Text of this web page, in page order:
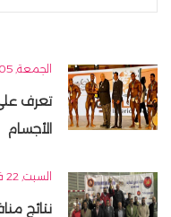
الجمعة, 05 أبريل 2024 - 01:12 م
تعرف
الأجسام
السبت, 22 فبراير 2025 - 11:07 م
نتائج